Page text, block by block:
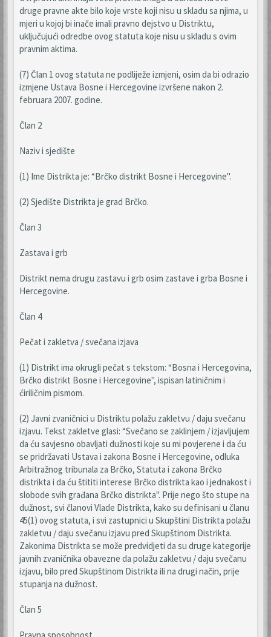
druge pravne akte bilo koje vrste koji nisu u skladu sa njima, u
mjeri u kojoj bi inače imali pravno dejstvo u Distriktu,
uključujući odredbe ovog statuta koje nisu u skladu s ovim
pravnim aktima.
(7) Član 1 ovog statuta ne podliježe izmjeni, osim da bi odrazio
izmjene Ustava Bosne i Hercegovine izvršene nakon 2.
februara 2007. godine.
Član 2
Naziv i sjedište
(1) Ime Distrikta je: “Brčko distrikt Bosne i Hercegovine".
(2) Sjedište Distrikta je grad Brčko.
Član 3
Zastava i grb
Distrikt nema drugu zastavu i grb osim zastave i grba Bosne i
Hercegovine.
Član 4
Pečat i zakletva / svečana izjava
(1) Distrikt ima okrugli pečat s tekstom: “Bosna i Hercegovina,
Brčko distrikt Bosne i Hercegovine", ispisan latiničnim i
ćiriličnim pismom.
(2) Javni zvaničnici u Distriktu polažu zakletvu / daju svečanu
izjavu. Tekst zakletve glasi: “Svečano se zaklinjem / izjavljujem
da ću savjesno obavljati dužnosti koje su mi povjerene i da ću
se pridržavati Ustava i zakona Bosne i Hercegovine, odluka
Arbitražnog tribunala za Brčko, Statuta i zakona Brčko
distrikta i da ću štititi interese Brčko distrikta kao i jednakost i
slobode svih građana Brčko distrikta". Prije nego što stupe na
dužnost, svi članovi Vlade Distrikta, kako su definisani u članu
45(1) ovog statuta, i svi zastupnici u Skupštini Distrikta polažu
zakletvu / daju svečanu izjavu pred Skupštinom Distrikta.
Zakonima Distrikta se može predvidjeti da su druge kategorije
javnih zvaničnika obavezne da polažu zakletvu / daju svečanu
izjavu, bilo pred Skupštinom Distrikta ili na drugi način, prije
stupanja na dužnost.
Član 5